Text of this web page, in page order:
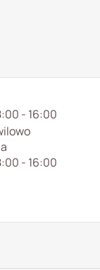
- 16:00
- 16:00